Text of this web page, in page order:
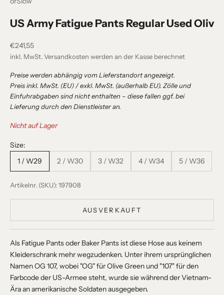
US Army Fatigue Pants Regular Used Oliv
Angebot
€241,55
inkl. MwSt. Versandkosten werden an der Kasse berechnet
Preise werden abhängig vom Lieferstandort angezeigt.
Preis inkl. MwSt. (EU) / exkl. MwSt. (außerhalb EU). Zölle und
Einfuhrabgaben sind nicht enthalten – diese fallen ggf. bei
Lieferung durch den Dienstleister an.
Nicht auf Lager
Size:
1 / W29
2 / W30 3 / W32 4 / W34 5 / W36
Artikelnr. (SKU): 197908
AUSVERKAUFT
Als Fatigue Pants oder Baker Pants ist diese Hose aus keinem
Kleiderschrank mehr wegzudenken. Unter ihrem ursprünglichen
Namen OG 107, wobei "OG" für Olive Green und "107" für den
Farbcode der US-Armee steht, wurde sie während der Vietnam-
Ära an amerikanische Soldaten ausgegeben.